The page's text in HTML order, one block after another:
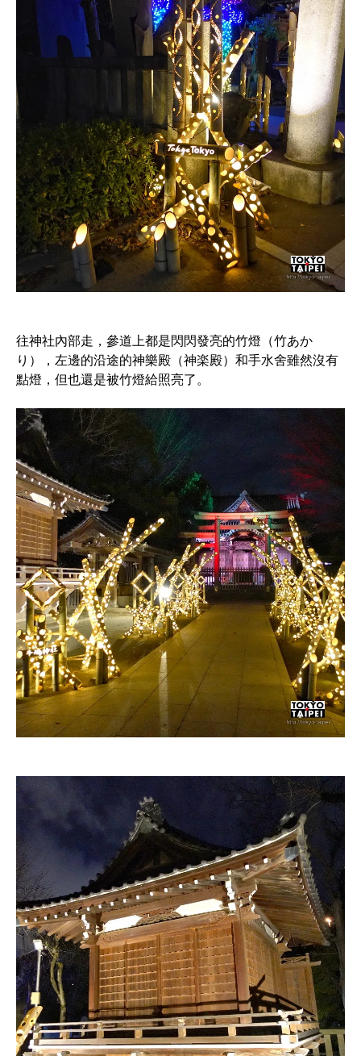
往神社內部走，參道上都是閃閃發亮的竹燈（竹あか
り），左邊的沿途的神樂殿（神楽殿）和手水舍雖然沒有
點燈，但也還是被竹燈給照亮了。